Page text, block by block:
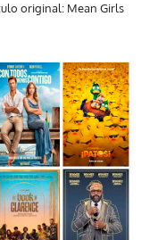
original: Mean Girls